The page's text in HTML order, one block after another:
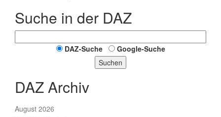
Suche in der DAZ
DAZ-Suche
Google-Suche
Suchen
DAZ Archiv
August 2026